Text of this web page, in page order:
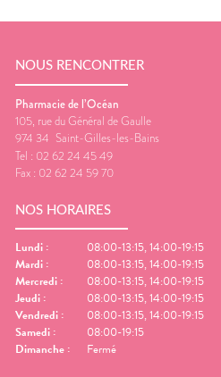
NOUS RENCONTRER
Pharmacie de l’Océan
105, rue du Général de Gaulle
974 34 Saint-Gilles-les-Bains
Tel : 02 62 24 45 49
Fax : 02 62 24 59 70
NOS HORAIRES
Lundi :
08:00-13:15, 14:00-19:15
Mardi :
08:00-13:15, 14:00-19:15
Mercredi :
08:00-13:15, 14:00-19:15
Jeudi :
08:00-13:15, 14:00-19:15
Vendredi :
08:00-13:15, 14:00-19:15
Samedi :
08:00-19:15
Dimanche : Fermé